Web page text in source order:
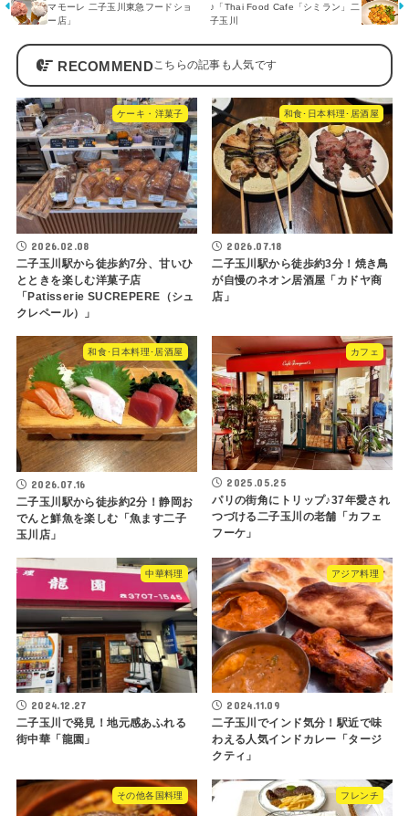
マモーレ 二子玉川東急フードショ
ー店」
♪「Thai Food Cafe「シミラン」二
子玉川
RECOMMEND
ケーキ・洋菓子
2026.02.08
二子玉川駅から徒歩約7分、甘いひ
とときを楽しむ洋菓子店
「Patisserie SUCREPERE（シュ
クレペール）」
和食･日本料理･居酒屋
2026.07.18
二子玉川駅から徒歩約3分！焼き鳥
が自慢のネオン居酒屋「カドヤ商
店」
和食･日本料理･居酒屋
2026.07.16
二子玉川駅から徒歩約2分！静岡お
でんと鮮魚を楽しむ「魚ます二子
玉川店」
カフェ
2025.05.25
パリの街角にトリップ♪37年愛され
つづける二子玉川の老舗「カフェ
フーケ」
中華料理
2024.12.27
二子玉川で発見！地元感あふれる
街中華「龍園」
アジア料理
2024.11.09
二子玉川でインド気分！駅近で味
わえる人気インドカレー「タージ
クティ」
その他各国料理 フレンチ